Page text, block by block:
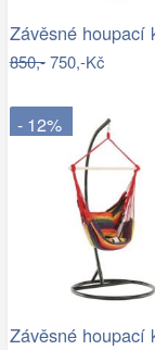
850,-750,-Kč
- 12%